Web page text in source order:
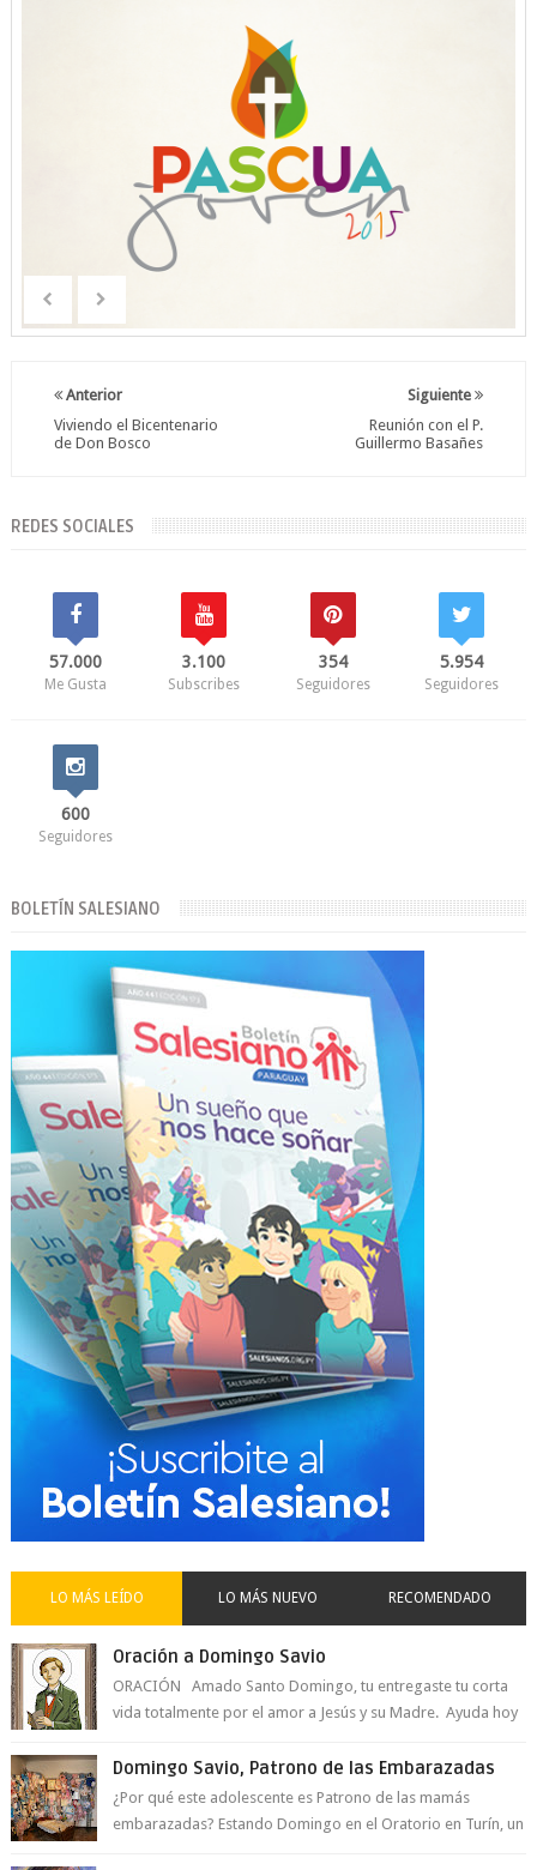
Siguiente
Reunión con el P.
Guillermo Basañes
Anterior
Viviendo el Bicentenario
de Don Bosco
REDES SOCIALES
57.000
Me Gusta
3.100
Subscribes
354
Seguidores
5.954
Seguidores
600
Seguidores
BOLETÍN SALESIANO
LO MÁS LEÍDO LO MÁS NUEVO RECOMENDADO
Oración a Domingo Savio
ORACIÓN Amado Santo Domingo, tu entregaste tu corta
vida totalmente por el amor a Jesús y su Madre. Ayuda hoy
Domingo Savio, Patrono de las Embarazadas
¿Por qué este adolescente es Patrono de las mamás
embarazadas? Estando Domingo en el Oratorio en Turín, un